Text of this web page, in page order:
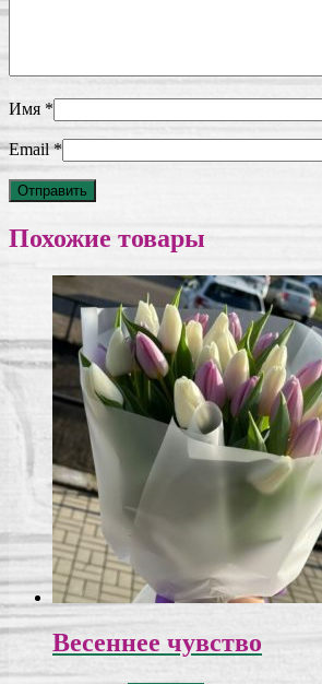
Имя *
Email*
Похожие товары
Весеннее чувство